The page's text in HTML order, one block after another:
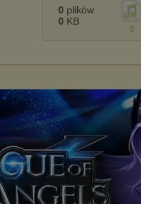
0
0 plików
0 KB